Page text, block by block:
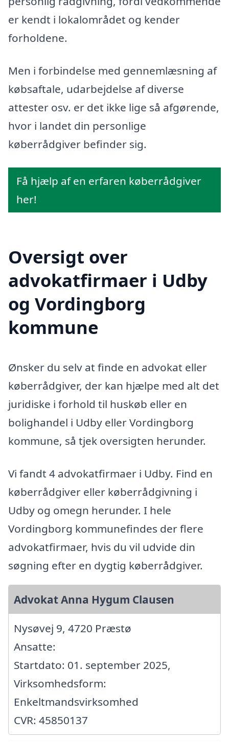
er kendt i lokalområdet og kender
forholdene.
Men i forbindelse med gennemlæsning af
købsaftale, udarbejdelse af diverse
attester osv. er det ikke lige så afgørende,
hvor i landet din personlige
køberrådgiver befinder sig.
Få hjælp af en erfaren køberrådgiver
her!
Oversigt over
advokatfirmaer i Udby
og Vordingborg
kommune
Ønsker du selv at finde en advokat eller
køberrådgiver, der kan hjælpe med alt det
juridiske i forhold til huskøb eller en
bolighandel i Udby eller Vordingborg
kommune, så tjek oversigten herunder.
Vi fandt 4 advokatfirmaer i Udby. Find en
køberrådgiver eller køberrådgivning i
Udby og omegn herunder. I hele
Vordingborg kommunefindes der flere
advokatfirmaer, hvis du vil udvide din
søgning efter en dygtig køberrådgiver.
Advokat Anna Hygum Clausen
Nysøvej 9, 4720 Præstø
Ansatte:
Startdato: 01. september 2025,
Virksomhedsform:
Enkeltmandsvirksomhed
CVR: 45850137